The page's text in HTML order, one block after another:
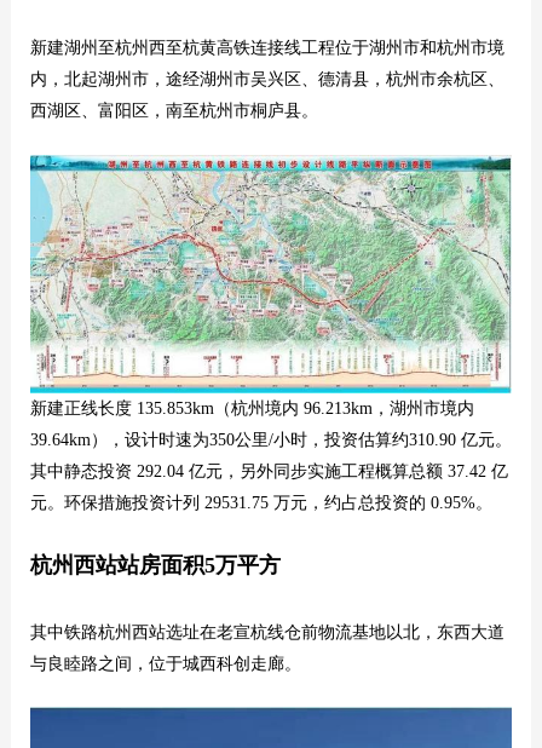
新建湖州至杭州西至杭黄高铁连接线工程位于湖州市和杭州市境
内，北起湖州市，途经湖州市吴兴区、德清县，杭州市余杭区、
西湖区、富阳区，南至杭州市桐庐县。
新建正线长度 135.853km（杭州境内 96.213km，湖州市境内
39.64km），设计时速为350公里/小时，投资估算约310.90 亿元。
其中静态投资 292.04 亿元，另外同步实施工程概算总额 37.42 亿
元。环保措施投资计列 29531.75 万元，约占总投资的 0.95%。
杭州西站站房面积5万平方
其中铁路杭州西站选址在老宣杭线仓前物流基地以北，东西大道
与良睦路之间，位于城西科创走廊。